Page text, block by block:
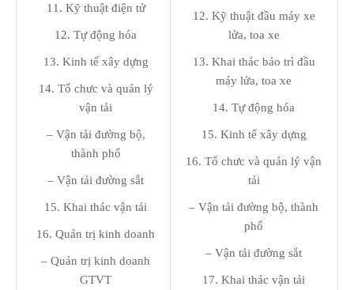
11. Kỹ thuật điện tử
12. Tự động hóa
13. Kinh tế xây dựng
14. Tổ chưc và quản lý
vận tải
– Vận tải đường bộ,
thành phố
– Vận tải đường sắt
15. Khai thác vận tải
16. Quản trị kinh doanh
– Quản trị kinh doanh
GTVT
12. Kỹ thuật đầu máy xe
lửa, toa xe
13. Khai thác bảo trì đầu
máy lửa, toa xe
14. Tự động hóa
15. Kinh tế xây dựng
16. Tổ chưc và quản lý vận
tải
– Vận tải đường bộ, thành
phố
– Vận tải đường sắt
17. Khai thác vận tải